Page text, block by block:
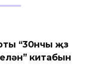
“30нчы җөз
китабын